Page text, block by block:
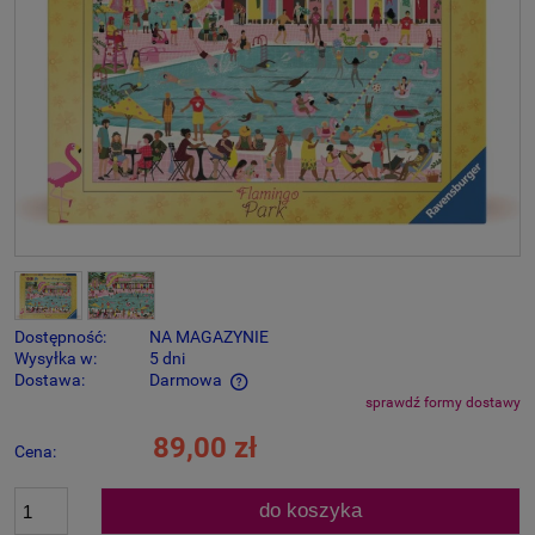
Dostępność:
NA MAGAZYNIE
Wysyłka w:
5 dni
Dostawa:
Darmowa
Cena nie zawiera ewentualnych kosztów płatnościsprawdź formy dostawy
Cena: 89,00 zł
do koszyka